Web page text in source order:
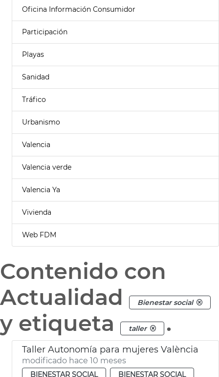
Oficina Información Consumidor
Participación
Playas
Sanidad
Tráfico
Urbanismo
Valencia
Valencia verde
Valencia Ya
Vivienda
Web FDM
Contenido con
Actualidad
Bienestar social
y etiqueta taller .
Taller Autonomía para mujeres València
modificado hace 10 meses
BIENESTAR SOCIAL
BIENESTAR SOCIAL